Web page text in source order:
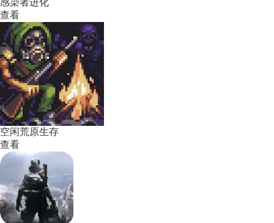
感染者进化
查看
空闲荒原生存
查看